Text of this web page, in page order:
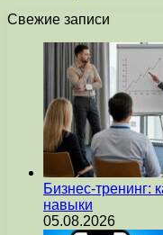
Свежие записи
Бизнес-тренинг:
навыки
05.08.2026